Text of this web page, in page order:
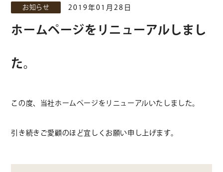
お知らせ 2019年01月28日
ホームページをリニューアルしまし
た。
この度、当社ホームページをリニューアルいたしました。
引き続きご愛顧のほど宜しくお願い申し上げます。